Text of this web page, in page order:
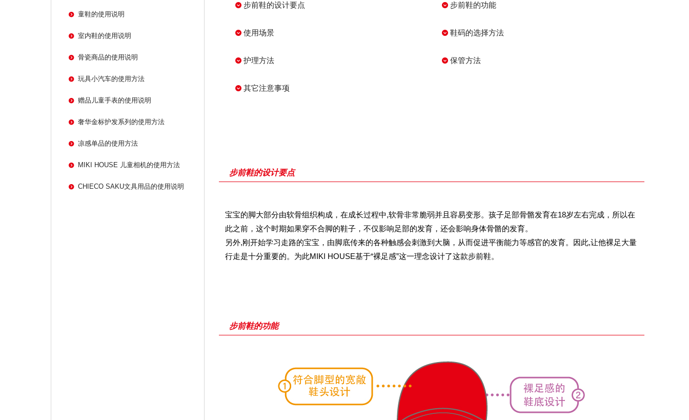
步前鞋的设计要点
步前鞋的功能
使用场景 鞋码的选择方法
护理方法 保管方法
其它注意事项
步前鞋的设计要点
宝宝的脚大部分由软骨组织构成，在成长过程中,软骨非常脆弱并且容易变形。孩子足部骨骼发育在18岁左右完成，所以在
此之前，这个时期如果穿不合脚的鞋子，不仅影响足部的发育，还会影响身体骨骼的发育。
另外,刚开始学习走路的宝宝，由脚底传来的各种触感会刺激到大脑，从而促进平衡能力等感官的发育。因此,让他裸足大量
行走是十分重要的。为此MIKI HOUSE基于“裸足感”这一理念设计了这款步前鞋。
步前鞋的功能
童鞋的使用说明
室内鞋的使用说明
骨瓷商品的使用说明
玩具小汽车的使用方法
赠品儿童手表的使用说明
奢华金标护发系列的使用方法
凉感单品的使用方法
MIKI HOUSE 儿童相机的使用方法
CHIECO SAKU文具用品的使用说明